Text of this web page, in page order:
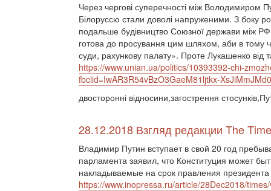
Через чергові суперечності між Володимиром
Білоруссю стали доволі напруженими. З боку
подальше будівництво Союзної держави між
готова до просування цим шляхом, аби в тому
суди, рахункову палату». Проте Лукашенко від
https://www.unian.ua/politics/10393392-chi-
fbclid=IwAR3R54vBzO3GaeM81ljtkx-
двосторонні відносини,загострення
28.12.2018 Взгляд редакции The
Владимир Путин вступает в свой 20 год
парламента заявил, что Конституция может
накладываемые на срок правления
https://www.inopressa.ru/article/28Dec2018/